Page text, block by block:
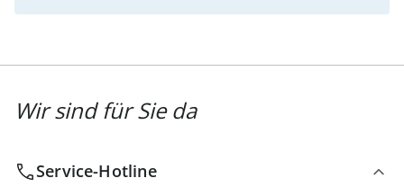
Wir sind für Sie da
Service-Hotline